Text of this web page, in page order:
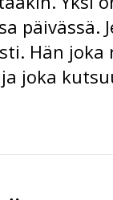
päivässä.
Hän
joka